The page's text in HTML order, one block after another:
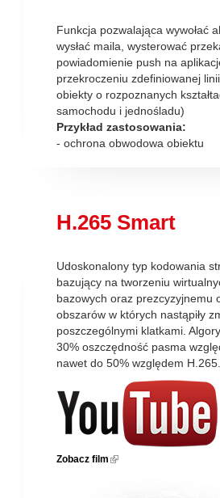
Funkcja pozwalająca wywołać
wysłać maila, wysterować
powiadomienie push na
przekroczeniu zdefiniowanej
obiekty o rozpoznanych
samochodu i jednośladu)
Przykład zastosowania:
- ochrona obwodowa obiektu
H.265 Smart
Udoskonalony typ kodowania
bazujący na tworzeniu
bazowych oraz prezcyzyjnemu
obszarów w których nastąpiły
poszczególnymi klatkami.
30% oszczędność pasma
nawet do 50% względem H.265.
Zobacz film (link is external)